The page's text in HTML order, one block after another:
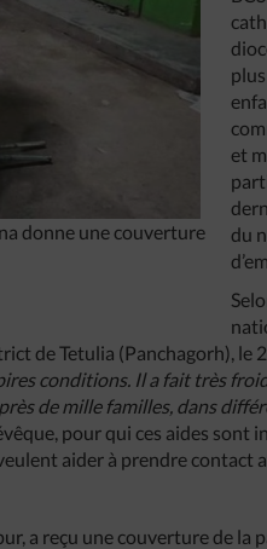
donne une couverture
et
du
de Tetulia (Panchagorh), le
conditions. Il a fait très
de mille familles, dans
pour qui ces aides sont
aider à prendre contact
a reçu une couverture de la